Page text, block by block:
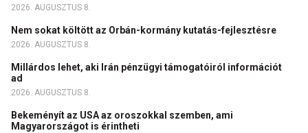
2026. AUGUSZTUS 8.
Nem sokat költött az Orbán-kormány kutatás-fejlesztésre
2026. AUGUSZTUS 8.
Millárdos lehet, aki Irán pénzügyi támogatóiról információt
ad
2026. AUGUSZTUS 8.
Bekeményít az USA az oroszokkal szemben, ami
Magyarországot is érintheti